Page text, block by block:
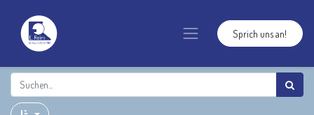
Sprich uns an!